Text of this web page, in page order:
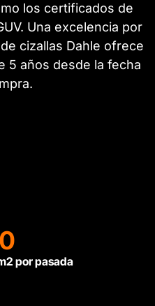
los certificados de
Una excelencia por
cizallas Dahle ofrece
5 años desde la fecha
por pasada